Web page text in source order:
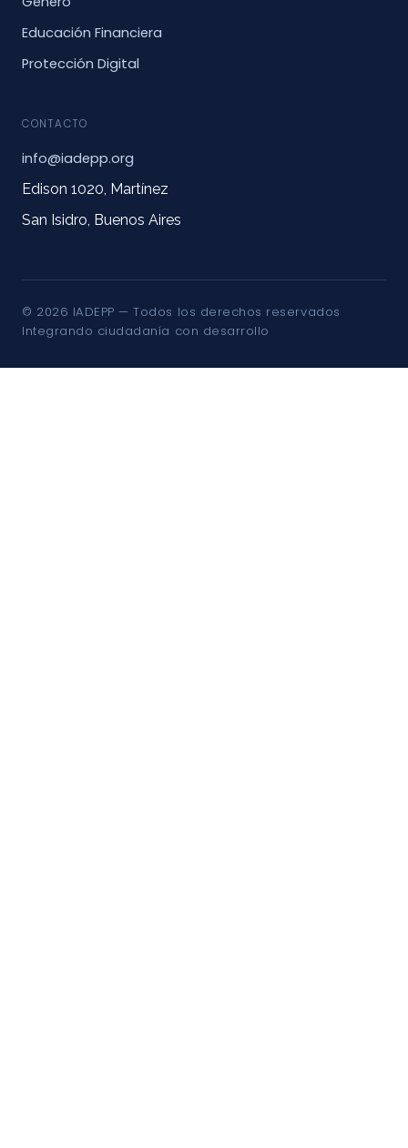
Educación Financiera
Protección Digital
CONTACTO
info@iadepp.org
Edison 1020, Martínez
San Isidro, Buenos Aires
© 2026 IADEPP — Todos los derechos reservados
Integrando ciudadanía con desarrollo